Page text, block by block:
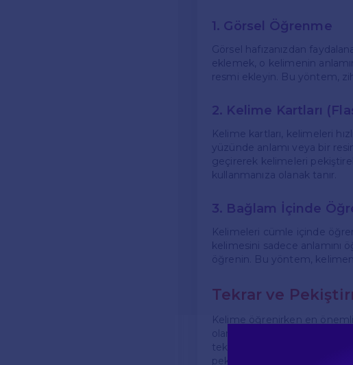
1. Görsel Öğrenme
Görsel hafızanızdan
eklemek, o kelimenin
resmi ekleyin. Bu yöntem,
2. Kelime Kartları
Kelime kartları, kelimeleri
yüzünde anlamı veya bir
geçirerek kelimeleri
kullanmanıza olanak tanır.
3. Bağlam İçinde
Kelimeleri cümle içinde
kelimesini sadece
öğrenin. Bu yöntem, kelimenin
Tekrar ve
Kelime öğrenirken en
olarak gözden geçirin.
tekrar edebilirsiniz. Ayrıca,
pekiştirmenizi sağlar.